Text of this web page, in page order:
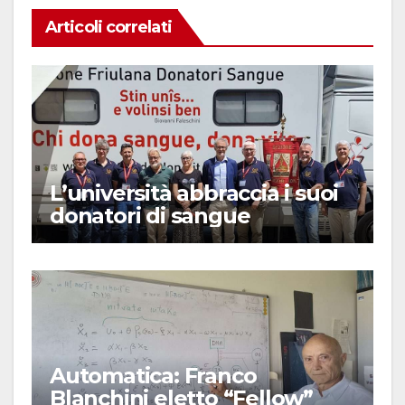
Articoli correlati
L’università abbraccia i suoi
donatori di sangue
Automatica: Franco
Blanchini eletto “Fellow”